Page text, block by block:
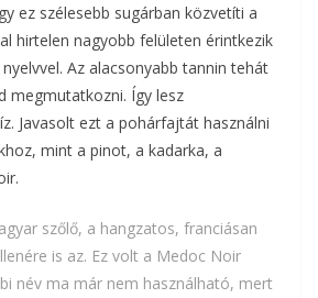
ez szélesebb sugárban közvetíti a
hirtelen nagyobb felületen érintkezik
Az alacsonyabb tannin tehát
megmutatkozni. Így lesz
Javasolt ezt a pohárfajtát használni
mint a pinot, a kadarka, a
szőlő, a hangzatos, franciásan
is az. Ez volt a Medoc Noir
név ma már nem használható, mert